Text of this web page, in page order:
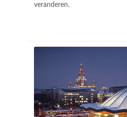
veranderen.